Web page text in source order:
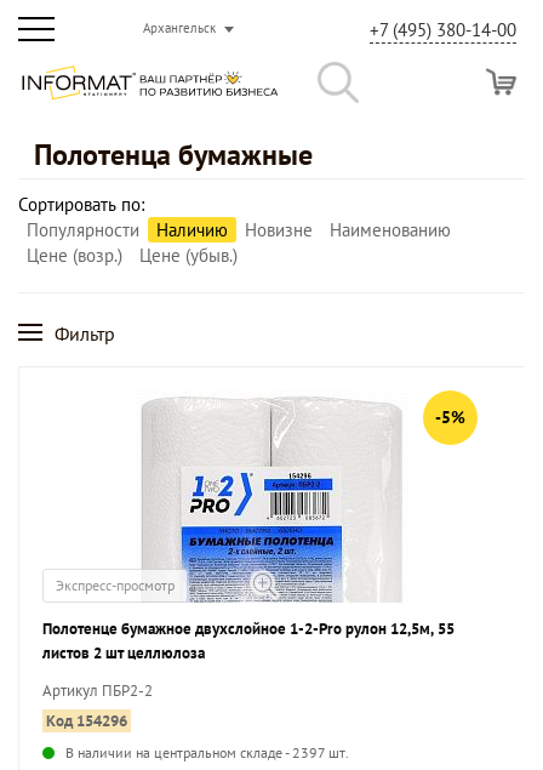
Архангельск +7 (495) 380-14-00
Полотенца бумажные
Сортировать по:
Популярности
Наличию Новизне
Наименованию
Цене (возр.)
Цене (убыв.)
Фильтр
-5%
Экспресс-просмотр
Полотенце бумажное двухслойное 1-2-Pro рулон 12,5м, 55
листов 2 шт целлюлоза
Артикул ПБР2-2
Код 154296
В наличии на центральном складе - 2397 шт.